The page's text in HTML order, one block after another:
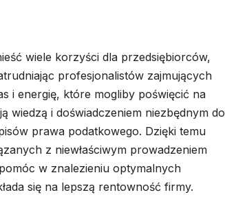
wiele korzyści dla przedsiębiorców,
profesjonalistów zajmujących
i energię, które mogliby poświęcić na
wiedzą i doświadczeniem niezbędnym do
prawa podatkowego. Dzięki temu
z niewłaściwym prowadzeniem
w znalezieniu optymalnych
się na lepszą rentowność firmy.